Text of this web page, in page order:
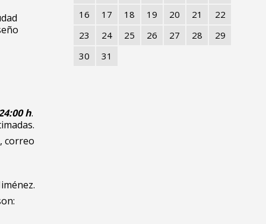
h.
correo
16
17 18 19 20 21
22
23
24 25 26 27 28
29
30
31